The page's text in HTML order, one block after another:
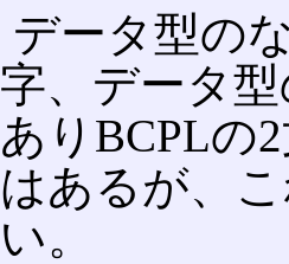
データ型の
字、データ
ありBCPLの
はあるが、
い。